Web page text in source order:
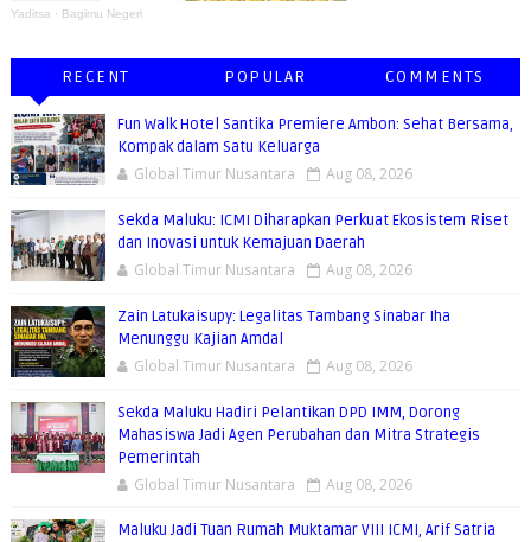
Yaditsa · Bagimu Negeri
RECENT POPULAR COMMENTS
Fun Walk Hotel Santika Premiere Ambon: Sehat Bersama,
Kompak dalam Satu Keluarga
Global Timur Nusantara Aug 08, 2026
Sekda Maluku: ICMI Diharapkan Perkuat Ekosistem Riset
dan Inovasi untuk Kemajuan Daerah
Global Timur Nusantara Aug 08, 2026
Zain Latukaisupy: Legalitas Tambang Sinabar Iha
Menunggu Kajian Amdal
Global Timur Nusantara Aug 08, 2026
Sekda Maluku Hadiri Pelantikan DPD IMM, Dorong
Mahasiswa Jadi Agen Perubahan dan Mitra Strategis
Pemerintah
Global Timur Nusantara Aug 08, 2026
Maluku Jadi Tuan Rumah Muktamar VIII ICMI, Arif Satria